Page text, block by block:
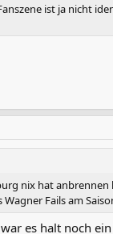
ist ja nicht
nix hat anbrennen
Fails am
es halt noch